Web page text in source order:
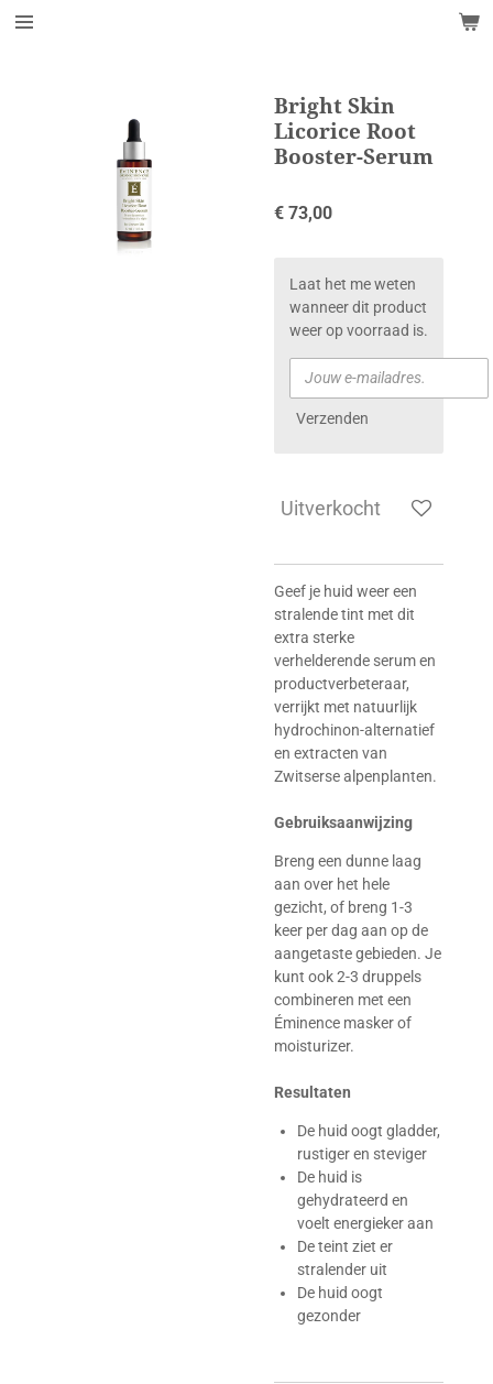
Ga
Bright Skin
Licorice Root
Booster-Serum
€ 73,00
Laat het me weten
wanneer dit product
weer op voorraad is.
Verzenden
Uitverkocht
Geef je huid weer een
stralende tint met dit
extra sterke
verhelderende serum en
productverbeteraar,
verrijkt met natuurlijk
hydrochinon-alternatief
en extracten van
Zwitserse alpenplanten.
Gebruiksaanwijzing
Breng een dunne laag
aan over het hele
gezicht, of breng 1-3
keer per dag aan op de
aangetaste gebieden. Je
kunt ook 2-3 druppels
combineren met een
Éminence masker of
moisturizer.
Resultaten
De huid oogt gladder,
rustiger en steviger
De huid is
gehydrateerd en
voelt energieker aan
De teint ziet er
stralender uit
De huid oogt
gezonder